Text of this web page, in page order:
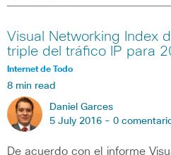
Visual Networking Index
triple del tráfico IP para
Internet de Todo
8 min read
Daniel Garces
5 July 2016 - 0
De acuerdo con el informe